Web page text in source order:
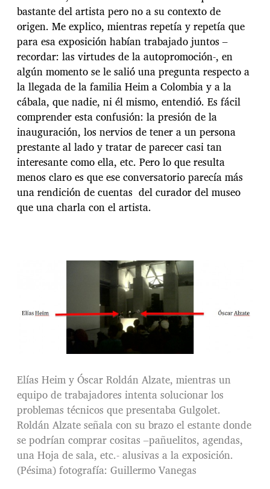
bastante del artista pero no a su contexto de
origen. Me explico, mientras repetía y repetía que
para esa exposición habían trabajado juntos –
recordar: las virtudes de la autopromoción-, en
algún momento se le salió una pregunta respecto a
la llegada de la familia Heim a Colombia y a la
cábala, que nadie, ni él mismo, entendió. Es fácil
comprender esta confusión: la presión de la
inauguración, los nervios de tener a un persona
prestante al lado y tratar de parecer casi tan
interesante como ella, etc. Pero lo que resulta
menos claro es que ese conversatorio parecía más
una rendición de cuentas del curador del museo
que una charla con el artista.
Elías Heim y Óscar Roldán Alzate, mientras un
equipo de trabajadores intenta solucionar los
problemas técnicos que presentaba Gulgolet.
Roldán Alzate señala con su brazo el estante donde
se podrían comprar cositas –pañuelitos, agendas,
una Hoja de sala, etc.- alusivas a la exposición.
(Pésima) fotografía: Guillermo Vanegas